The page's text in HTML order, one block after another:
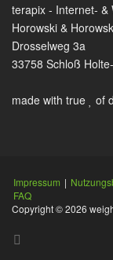
terapix - Internet- &
Horowski &
Drosselweg 3a
33758 Schloß
made with true of
Impressum |
FAQ
Copyright © 2026